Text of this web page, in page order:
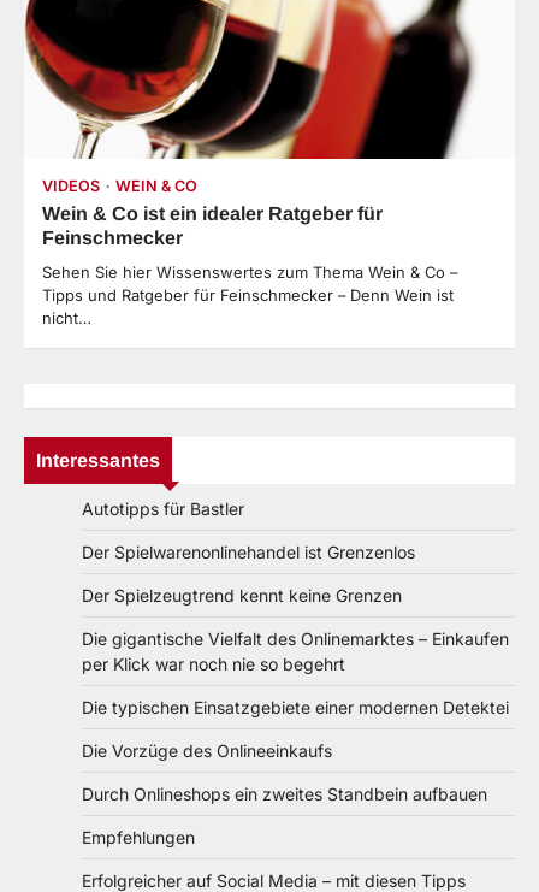
VIDEOS WEIN & CO
Wein & Co ist ein idealer Ratgeber für
Feinschmecker
Sehen Sie hier Wissenswertes zum Thema Wein & Co –
Tipps und Ratgeber für Feinschmecker – Denn Wein ist
nicht…
Interessantes
Autotipps für Bastler
Der Spielwarenonlinehandel ist Grenzenlos
Der Spielzeugtrend kennt keine Grenzen
Die gigantische Vielfalt des Onlinemarktes – Einkaufen
per Klick war noch nie so begehrt
Die typischen Einsatzgebiete einer modernen Detektei
Die Vorzüge des Onlineeinkaufs
Durch Onlineshops ein zweites Standbein aufbauen
Empfehlungen
Erfolgreicher auf Social Media – mit diesen Tipps